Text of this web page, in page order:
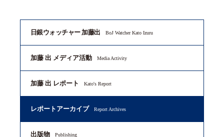
日銀ウォッチャー 加藤出 BoJ Watcher Kato Izuru
加藤 出 メディア活動 Media Activity
加藤 出 レポート Kato's Report
レポートアーカイブ Report Archives
出版物 Publishing